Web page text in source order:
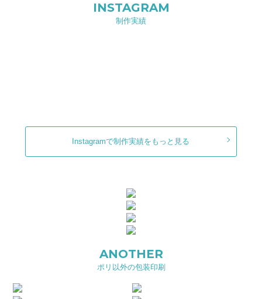
INSTAGRAM
制作実績
Instagramで制作実績をもっと見る
ANOTHER
ポリ以外の包装印刷